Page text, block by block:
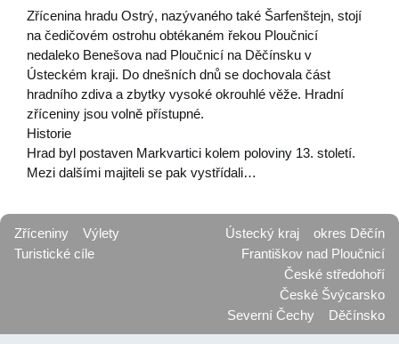
Zřícenina hradu Ostrý, nazývaného také Šarfenštejn, stojí
na čedičovém ostrohu obtékaném řekou Ploučnicí
nedaleko Benešova nad Ploučnicí na Děčínsku v
Ústeckém kraji. Do dnešních dnů se dochovala část
hradního zdiva a zbytky vysoké okrouhlé věže. Hradní
zříceniny jsou volně přístupné.
Historie
Hrad byl postaven Markvartici kolem poloviny 13. století.
Mezi dalšími majiteli se pak vystřídali…
Zříceniny
Výlety
Turistické cíle
Ústecký kraj
okres Děčín
Františkov nad Ploučnicí
České středohoří
České Švýcarsko
Severní Čechy
Děčínsko